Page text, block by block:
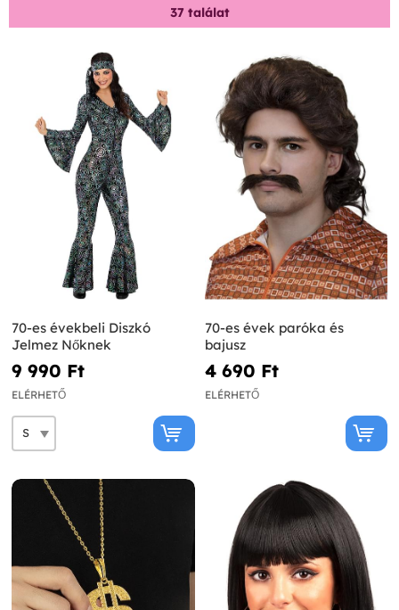
37 találat
70-es évekbeli Diszkó
Jelmez Nőknek
9 990 Ft‎
ELÉRHETŐ
70-es évek paróka és
bajusz
4 690 Ft‎
ELÉRHETŐ